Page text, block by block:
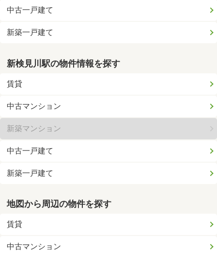
中古一戸建て
新築一戸建て
新検見川駅の物件情報を探す
賃貸
中古マンション
新築マンション
中古一戸建て
新築一戸建て
地図から周辺の物件を探す
賃貸
中古マンション